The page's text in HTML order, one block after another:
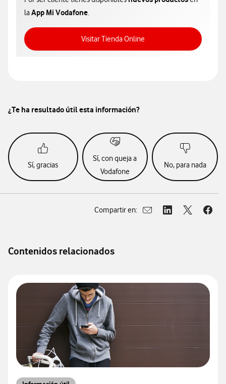
laApp Mi Vodafone.
Visitar Tienda OnlineAcceso a Tienda Online
¿Te ha resultado útil esta información?
Sí, gracias
Sí, con queja a
Vodafone
No, para nada
Compartir en:
Abrir ventana para
Abrir ventana
Abrir Abrir
Contenidos relacionados